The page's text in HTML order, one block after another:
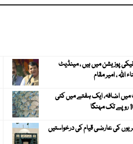
پوزیشن میں ہیں ، مینڈیٹ
اللہ ، امیر مقام
اضافہ، ایک ہفتے میں کئی
کی عارضی قیام کی درخواستیں